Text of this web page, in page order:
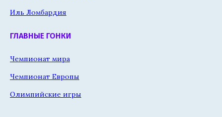
Иль Ломбардия
ГЛАВНЫЕ ГОНКИ
Чемпионат мира
Чемпионат Европы
Олимпийские игры